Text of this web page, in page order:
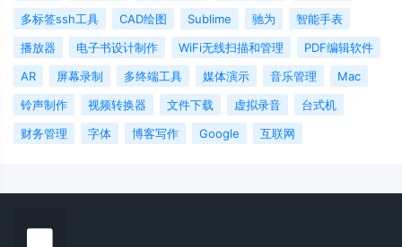
多标签ssh工具
CAD绘图 Sublime 驰为
智能手表
播放器
电子书设计制作 WiFi无线扫描和管理
PDF编辑软件
AR
屏幕录制 多终端工具 媒体演示 音乐管理
Mac
铃声制作
视频转换器 文件下载 虚拟录音
台式机
财务管理
字体 博客写作 Google 互联网